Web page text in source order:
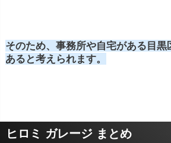
そのため、事務所や自宅がある目黒
あると考えられます。
ヒロミ ガレージ まとめ